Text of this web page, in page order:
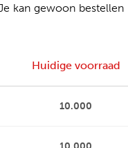
kan gewoon
Huidige voorraad
10.000